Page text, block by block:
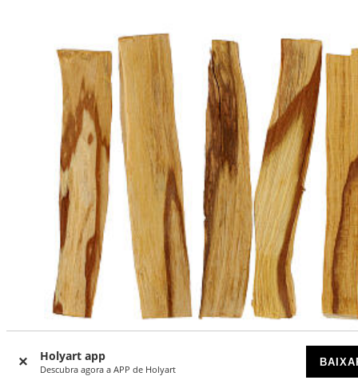
Holyart app
Descubra agora a APP de Holyart
Incenso Palo Santo em palitos 50 gr